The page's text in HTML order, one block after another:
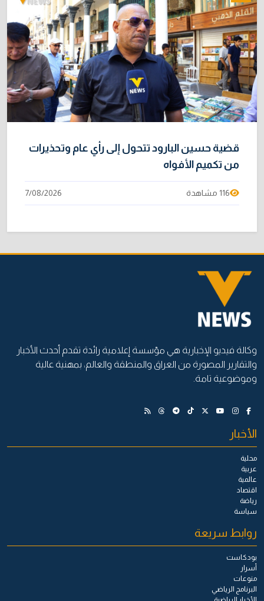
قضية حسين البارود تتحول إلى رأي عام وتحذيرات
من تكميم الأفواه
116 مشاهدة 7/08/2026
وكالة فيديو الإخبارية هي مؤسسة إعلامية رائدة تقدم أحدث الأخبار
والتقارير المصورة من العراق والمنطقة والعالم، بمهنية عالية
وموضوعية تامة.
الأخبار
محلية
عربية
عالمية
اقتصاد
رياضة
سياسة
روابط سريعة
بودكاست
أسرار
منوعات
البرنامج الرياضي